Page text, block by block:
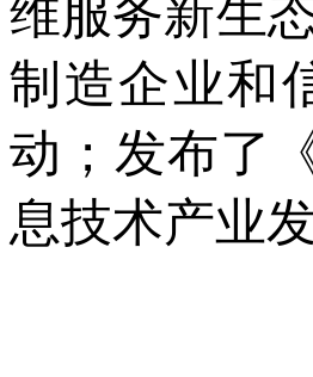
维服务新生
制造企业和
动；发布了
息技术产业